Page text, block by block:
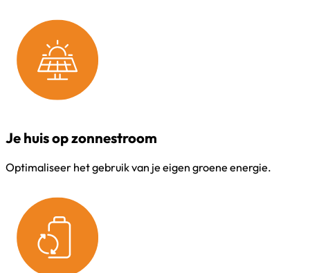
Je huis op zonnestroom
Optimaliseer het gebruik van je eigen groene energie.